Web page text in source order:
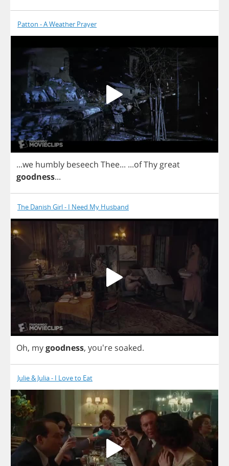
Patton - A Weather Prayer
...we humbly beseech Thee... ...ofThy great
goodness...
The Danish Girl - I Need My Husband
Oh, mygoodness, you're soaked.
Julie & Julia - I Love to Eat